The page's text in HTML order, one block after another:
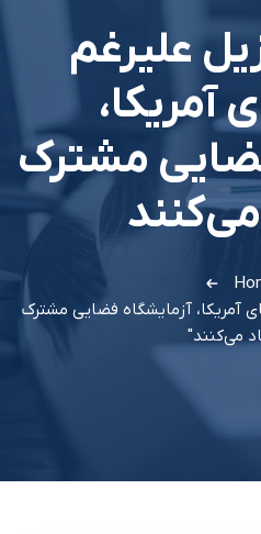
علیرغم
آمریکا،
مشترک
آمریکا، آزمایشگاه فضایی مشترک
می‌کنند"